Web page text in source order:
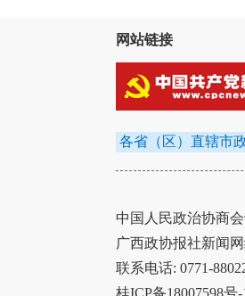
网站链接
中国人民政治协商
广西政协报社新闻
联系电话: 0771-
桂ICP备18007598号-